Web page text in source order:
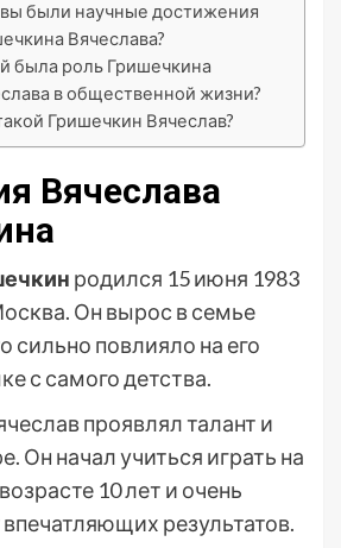
были научные достижения
Вячеслава?
была роль Гришечкина
в общественной жизни?
Гришечкин Вячеслав?
Вячеслава
родился 15 июня 1983
Он вырос в семье
сильно повлияло на его
с самого детства.
проявлял талант и
Он начал учиться играть на
10 лет и очень
результатов.